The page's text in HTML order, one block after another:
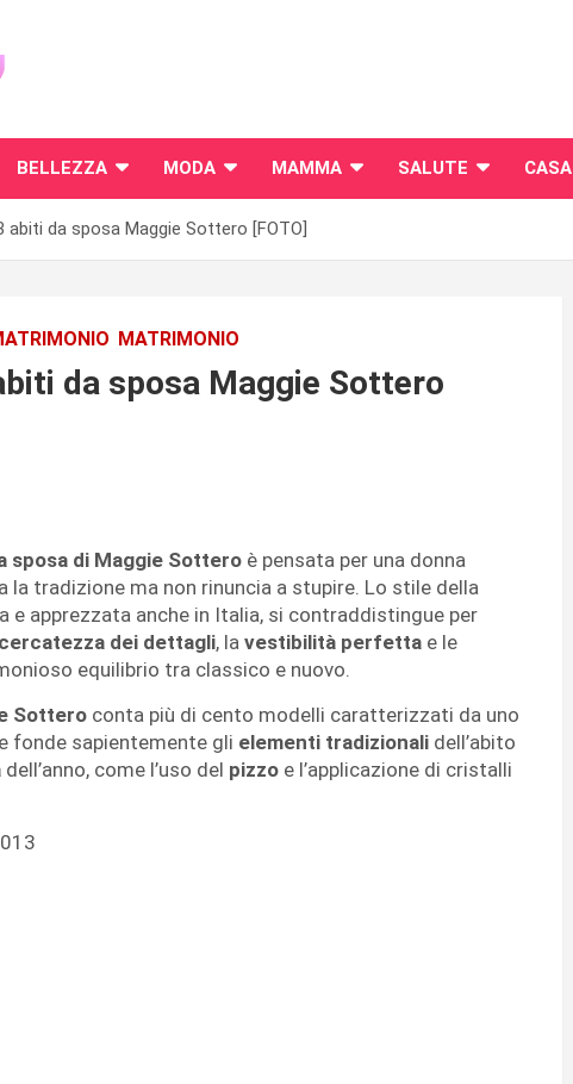
BELLEZZA MODA MAMMA SALUTE CASA
abiti da sposa Maggie Sottero [FOTO]
MATRIMONIO
da sposa Maggie Sottero
sposa di Maggie Sottero è pensata per una donna
la tradizione ma non rinuncia a stupire. Lo stile della
e apprezzata anche in Italia, si contraddistingue per
dei dettagli, la vestibilità perfetta e le
equilibrio tra classico e nuovo.
Sottero conta più di cento modelli caratterizzati da uno
fonde sapientemente gli elementi tradizionali dell’abito
dell’anno, come l’uso del pizzo e l’applicazione di cristalli